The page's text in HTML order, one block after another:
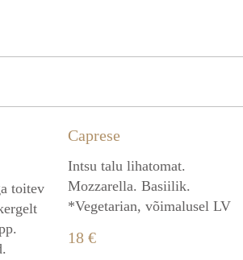
toitev
Caprese
Intsu talu lihatomat.
Mozzarella. Basiilik.
*Vegetarian, võimalusel LV
18 €